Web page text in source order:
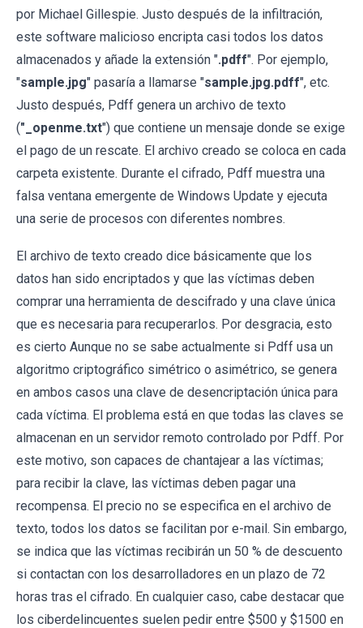
por Michael Gillespie. Justo después de la infiltración,
este software malicioso encripta casi todos los datos
almacenados y añade la extensión ".pdff". Por ejemplo,
"sample.jpg" pasaría a llamarse "sample.jpg.pdff", etc.
Justo después, Pdff genera un archivo de texto
("_openme.txt") que contiene un mensaje donde se exige
el pago de un rescate. El archivo creado se coloca en cada
carpeta existente. Durante el cifrado, Pdff muestra una
falsa ventana emergente de Windows Update y ejecuta
una serie de procesos con diferentes nombres.
El archivo de texto creado dice básicamente que los
datos han sido encriptados y que las víctimas deben
comprar una herramienta de descifrado y una clave única
que es necesaria para recuperarlos. Por desgracia, esto
es cierto Aunque no se sabe actualmente si Pdff usa un
algoritmo criptográfico simétrico o asimétrico, se genera
en ambos casos una clave de desencriptación única para
cada víctima. El problema está en que todas las claves se
almacenan en un servidor remoto controlado por Pdff. Por
este motivo, son capaces de chantajear a las víctimas;
para recibir la clave, las víctimas deben pagar una
recompensa. El precio no se especifica en el archivo de
texto, todos los datos se facilitan por e-mail. Sin embargo,
se indica que las víctimas recibirán un 50 % de descuento
si contactan con los desarrolladores en un plazo de 72
horas tras el cifrado. En cualquier caso, cabe destacar que
los ciberdelincuentes suelen pedir entre $500 y $1500 en